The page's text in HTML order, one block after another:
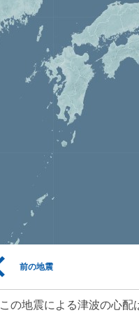
前の地震
この地震による津波の心配